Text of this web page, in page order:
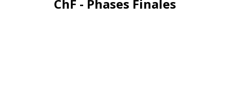
ChF - Phases Finales